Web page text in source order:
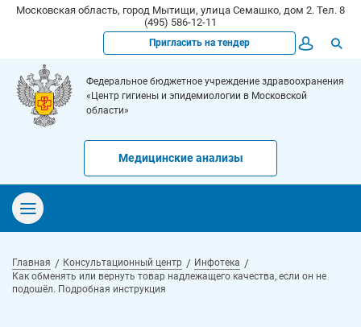
Московская область, город Мытищи, улица Семашко, дом 2. Тел. 8
(495) 586-12-11
Пригласить на тендер
Федеральное бюджетное учреждение здравоохранения
«Центр гигиены и эпидемиологии в Московской
области»
Медицинские анализы
Главная Консультационный центр
Инфотека
Как обменять или вернуть товар надлежащего качества, если он не
подошёл. Подробная инструкция